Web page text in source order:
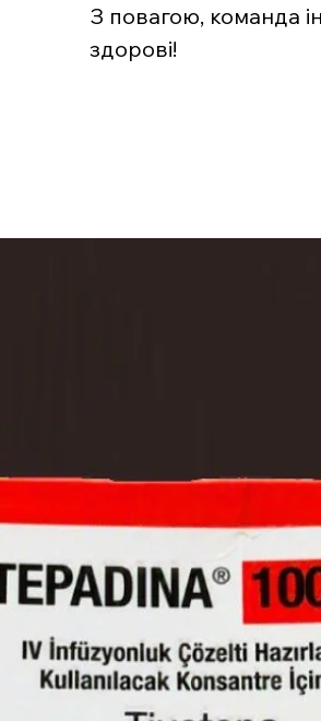
З повагою, команда
здорові!